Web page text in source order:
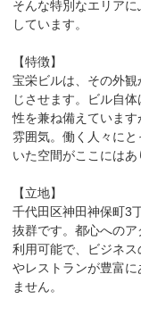
そんな特別なエリア
しています。
【特徴】
宝栄ビルは、その外
じさせます。ビル自
性を兼ね備えていま
雰囲気。働く人々に
いた空間がここにはあ
【立地】
千代田区神田神保町3
抜群です。都心への
利用可能で、ビジネ
やレストランが豊富
ません。